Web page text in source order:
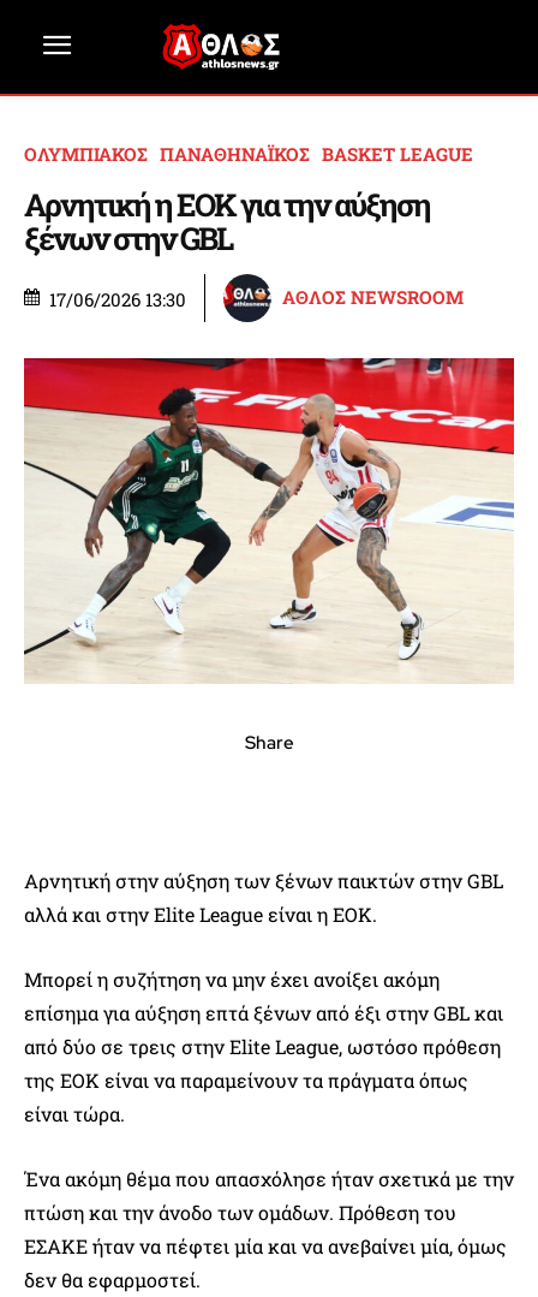
ΟΛΥΜΠΙΑΚΟΣ ΠΑΝΑΘΗΝΑΪΚΟΣ BASKET LEAGUE
Αρνητική η ΕΟΚ για την αύξηση
ξένων στην GBL
17/06/2026 13:30 ΑΘΛΟΣ NEWSROOM
Share
Αρνητική στην αύξηση των ξένων παικτών στην GBL
αλλά και στην Elite League είναι η ΕΟΚ.
Μπορεί η συζήτηση να μην έχει ανοίξει ακόμη
επίσημα για αύξηση επτά ξένων από έξι στην GBL και
από δύο σε τρεις στην Elite League, ωστόσο πρόθεση
της ΕΟΚ είναι να παραμείνουν τα πράγματα όπως
είναι τώρα.
Ένα ακόμη θέμα που απασχόλησε ήταν σχετικά με την
πτώση και την άνοδο των ομάδων. Πρόθεση του
ΕΣΑΚΕ ήταν να πέφτει μία και να ανεβαίνει μία, όμως
δεν θα εφαρμοστεί.